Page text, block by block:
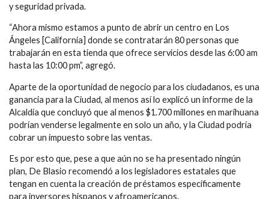
y seguridad privada.
“Ahora mismo estamos a punto de abrir un centro en Los
Ángeles [California] donde se contratarán 80 personas que
trabajarán en esta tienda que ofrece servicios desde las 6:00 am
hasta las 10:00 pm”, agregó.
Aparte de la oportunidad de negocio para los ciudadanos, es una
ganancia para la Ciudad, al menos así lo explicó un informe de la
Alcaldía que concluyó que al menos $1.700 millones en marihuana
podrían venderse legalmente en solo un año, y la Ciudad podría
cobrar un impuesto sobre las ventas.
Es por esto que, pese a que aún no se ha presentado ningún
plan, De Blasio recomendó a los legisladores estatales que
tengan en cuenta la creación de préstamos especificamente
para inversores hispanos y afroamericanos.